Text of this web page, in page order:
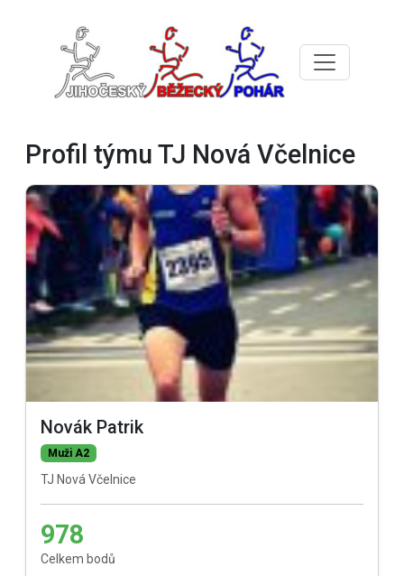
Profil týmu TJ Nová Včelnice
Novák Patrik
Muži A2
TJ Nová Včelnice
978
Celkem bodů